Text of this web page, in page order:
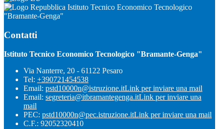
Istituto Tecnico Economico Tecnologico
"Bramante-Genga"
Contatti
Istituto Tecnico Economico Tecnologico "Bramante-Genga"
Via Nanterre, 20 - 61122 Pesaro
Tel: +390721454538
Email: pstd10000n@istruzione.itLink per inviare una mail
Email: segreteria@itbramantegenga.itLink per inviare una
mail
PEC: pstd10000n@pec.istruzione.itLink per inviare una mail
C.F.: 92052320410